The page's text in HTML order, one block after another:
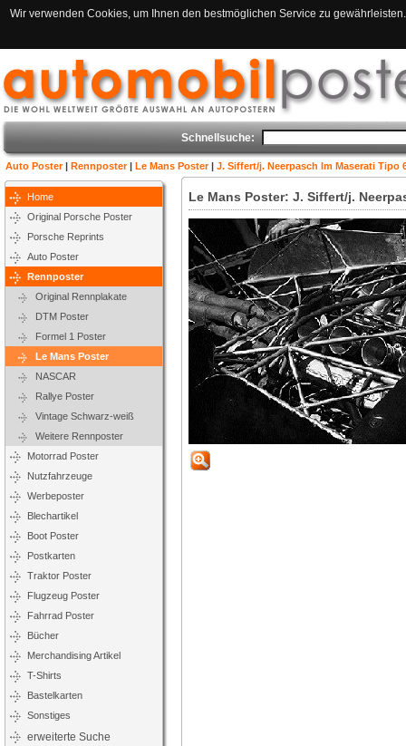
Wir verwenden Cookies, um Ihnen den bestmöglichen Service zu
Schnellsuche:
Auto Poster| Rennposter| Le Mans Poster| J. Siffert/j. Neerpasch Im Maserati Tipo
Home
Original Porsche Poster
Porsche Reprints
Auto Poster
Rennposter
Original Rennplakate
DTM Poster
Formel 1 Poster
Le Mans Poster
NASCAR
Rallye Poster
Vintage Schwarz-weiß
Weitere Rennposter
Motorrad Poster
Nutzfahrzeuge
Werbeposter
Blechartikel
Boot Poster
Postkarten
Traktor Poster
Flugzeug Poster
Fahrrad Poster
Bücher
Merchandising Artikel
T-Shirts
Bastelkarten
Sonstiges
erweiterte Suche
Le Mans Poster: J. Siffert/j.